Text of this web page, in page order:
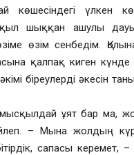
көшесіндегі үлкен
шыққан ашулы
өзім сенбедім.
қалпақ киген күнде
біреулерді әкесін
ұят бар ма,
– Мына жолдың
сапасы керемет,